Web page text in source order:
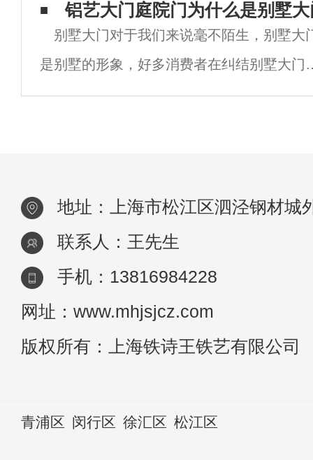
铁艺制品表面的氧化皮、焊渣、锈痕、油脂
铝艺大门庭院门为什么是别墅
别墅大门对于我们来说毫不陌生，别墅大
是别墅的形象，好多消费者在纠结别墅大门
什么材质好。首先，别墅大门材质主要有以
地址：上海市松江区泗泾钢材城
联系人：王先生
手机：13816984228
网址：www.mhjsjcz.com
版权所有：上海铁诗王铁艺有限公司
青浦区 闵行区 徐汇区 松江区